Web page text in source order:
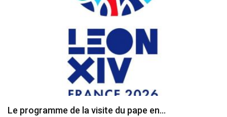
Le programme de la visite du pape en…